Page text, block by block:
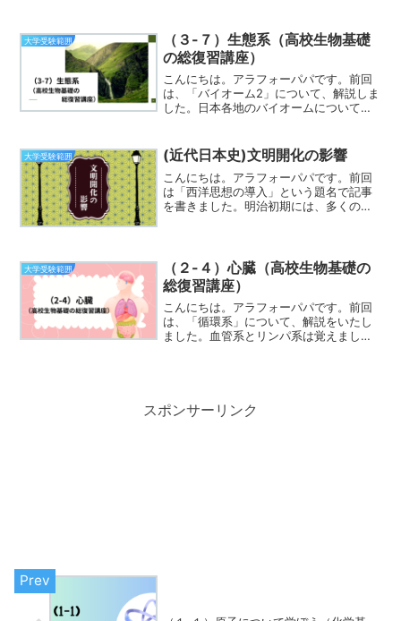
た。食物連鎖の栄養段階ごとの生産者や
消費者によるピラミッドをし...
大学受験範囲
（３-７）生態系（高校生物基礎
の総復習講座）
こんにちは。アラフォーパパです。前回
は、「バイオーム2」について、解説しま
した。日本各地のバイオームについて、
は、日本が幅広い緯度にまたがって存在
していることが挙げられま...
大学受験範囲 (近代日本史)文明開化の影響
こんにちは。アラフォーパパです。前回
は「西洋思想の導入」という題名で記事
を書きました。明治初期には、多くの留
て雇い入れることで、直接知...
大学受験範囲
（２-４）心臓（高校生物基礎の
総復習講座）
こんにちは。アラフォーパパです。前回
は、「循環系」について、解説をいたし
ました。血管系とリンパ系は覚えました
スポンサーリンク